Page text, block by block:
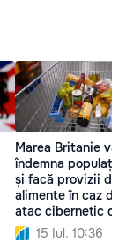
Marea Britanie va
îndemna populația
și facă provizii de
alimente în caz de
atac cibernetic din
partea Rusiei
15 Iul. 10:36